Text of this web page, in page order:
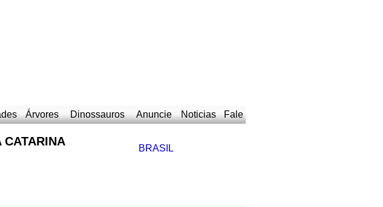
Árvores Dinossauros Anuncie Noticias Fale
CATARINA
BRASIL